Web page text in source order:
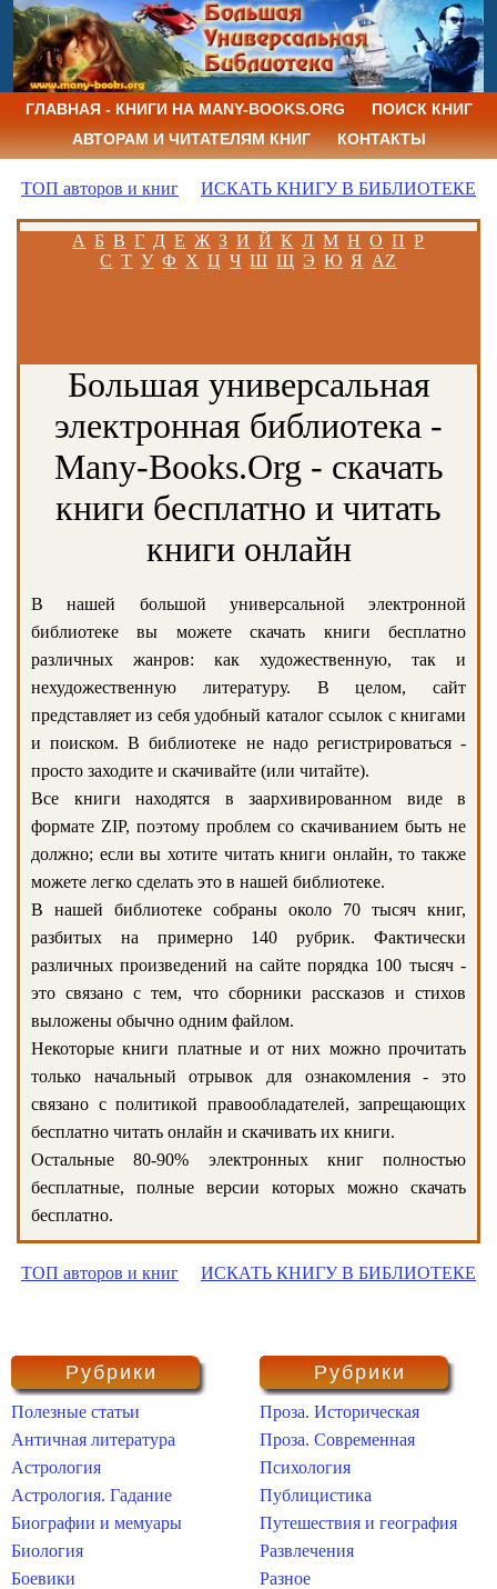
ГЛАВНАЯ - КНИГИ НА MANY-BOOKS.ORG
ПОИСК КНИГ
АВТОРАМ И ЧИТАТЕЛЯМ КНИГ
КОНТАКТЫ
ТОП авторов и книг ИСКАТЬ КНИГУ В БИБЛИОТЕКЕ
А Б В Г Д Е Ж З И Й К Л М Н О П Р
С Т У Ф Х Ц Ч Ш Щ Э Ю Я AZ
Большая универсальная
электронная библиотека -
Many-Books.Org - скачать
книги бесплатно и читать
книги онлайн
В нашей большой универсальной электронной
библиотеке вы можете скачать книги бесплатно
различных жанров: как художественную, так и
нехудожественную литературу. В целом, сайт
представляет из себя удобный каталог ссылок с книгами
и поиском. В библиотеке не надо регистрироваться -
просто заходите и скачивайте (или читайте).
Все книги находятся в заархивированном виде в
формате ZIP, поэтому проблем со скачиванием быть не
должно; если вы хотите читать книги онлайн, то также
можете легко сделать это в нашей библиотеке.
В нашей библиотеке собраны около 70 тысяч книг,
разбитых на примерно 140 рубрик. Фактически
различных произведений на сайте порядка 100 тысяч -
это связано с тем, что сборники рассказов и стихов
выложены обычно одним файлом.
Некоторые книги платные и от них можно прочитать
только начальный отрывок для ознакомления - это
связано с политикой правообладателей, запрещающих
бесплатно читать онлайн и скачивать их книги.
Остальные 80-90% электронных книг полностью
бесплатные, полные версии которых можно скачать
бесплатно.
ТОП авторов и книг ИСКАТЬ КНИГУ В БИБЛИОТЕКЕ
Рубрики
Полезные статьи
Античная литература
Астрология
Астрология. Гадание
Биографии и мемуары
Биология
Боевики
Рубрики
Проза. Историческая
Проза. Современная
Психология
Публицистика
Путешествия и география
Развлечения
Разное